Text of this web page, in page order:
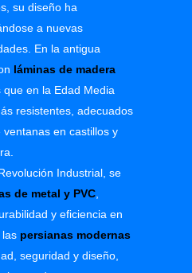
su diseño ha
a nuevas
En la antigua
láminas de madera
que en la Edad Media
resistentes, adecuados
en castillos y
Industrial, se
de metal y PVC,
y eficiencia en
las persianas modernas
seguridad y diseño,